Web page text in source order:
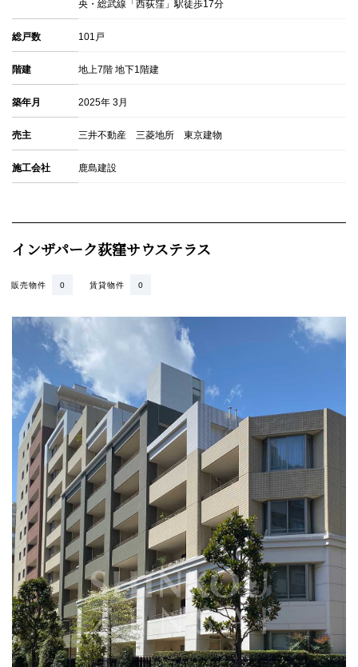
央・総武線「西荻窪」駅徒歩17分
総戸数 101戸
階建 地上7階 地下1階建
築年月 2025年 3月
売主 三井不動産 三菱地所 東京建物
施工会社 鹿島建設
インザパーク荻窪サウステラス
賃貸物件 0
販売物件 0